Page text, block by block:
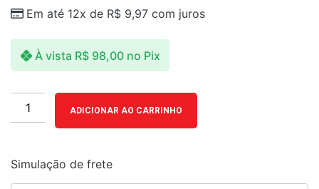
Em até 12x de R$ 9,97 com juros
À vista R$98,00 no Pix
ADICIONAR AO CARRINHO
Simulação de frete